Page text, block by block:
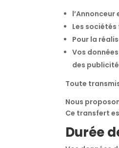
Les
Pour la
Vos
des
Toute
Nous
Ce transfert
Durée